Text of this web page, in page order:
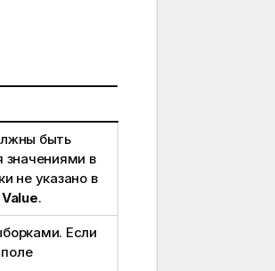
быть
значениями в
не указано в
Value.
Если